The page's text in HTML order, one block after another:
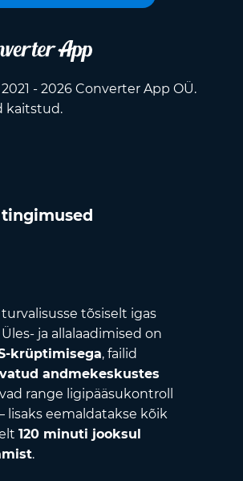
- 2026 Converter App OÜ.
kaitstud.
tõsiselt igas
ja allalaadimised on
krüptimisega, failid
andmekeskustes
range ligipääsukontroll
eemaldatakse kõik
120 minuti jooksul
.